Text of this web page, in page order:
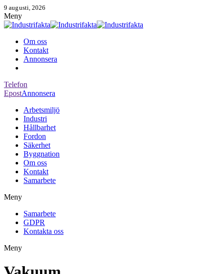
9 augusti, 2026
Meny
Om oss
Kontakt
Annonsera
Telefon
EpostAnnonsera
Arbetsmiljö
Industri
Hållbarhet
Fordon
Säkerhet
Byggnation
Om oss
Kontakt
Samarbete
Meny
Samarbete
GDPR
Kontakta oss
Meny